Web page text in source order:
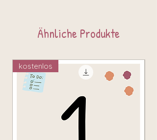
Ähnliche Produkte
kostenlos